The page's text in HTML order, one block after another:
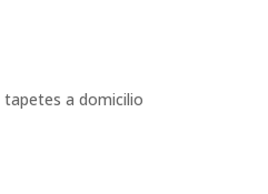
tapetes a domicilio